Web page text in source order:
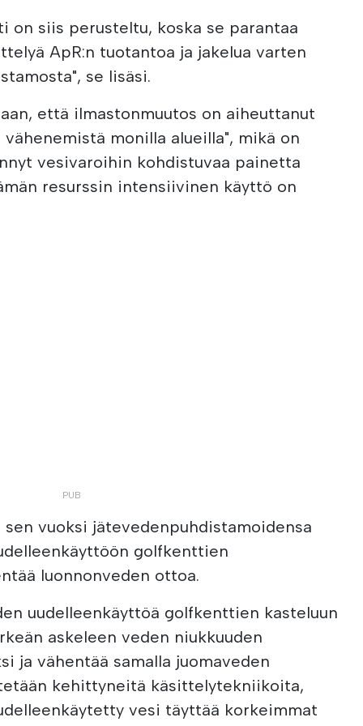
on siis perusteltu, koska se parantaa
ApR:n tuotantoa ja jakelua varten
se lisäsi.
että ilmastonmuutos on aiheuttanut
monilla alueilla", mikä on
vesivaroihin kohdistuvaa painetta
resurssin intensiivinen käyttö on
vuoksi jätevedenpuhdistamoidensa
golfkenttien
luonnonveden ottoa.
uudelleenkäyttöä golfkenttien kasteluun
askeleen veden niukkuuden
ja vähentää samalla juomaveden
kehittyneitä käsittelytekniikoita,
vesi täyttää korkeimmat